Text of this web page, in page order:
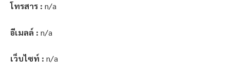
โทรสาร : n/a
อีเมลล์ : n/a
เว็บไซท์ : n/a